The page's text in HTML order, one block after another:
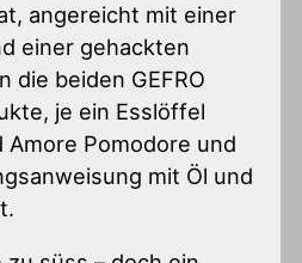
angereicht mit einer
einer gehackten
die beiden GEFRO
je ein Esslöffel
Pomodore und
mit Öl und